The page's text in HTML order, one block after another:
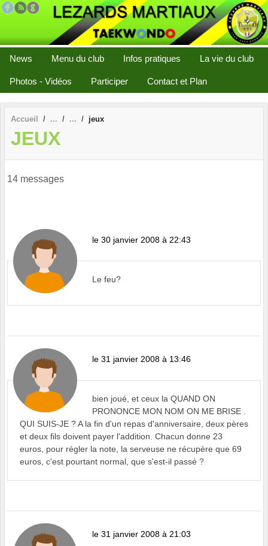
News Menu du club Infos pratiques La vie du club
Photos - Vidéos Participer Contact et Plan
Accueil jeux
JEUX
14 messages
le 30 janvier 2008 à 22:43
Le feu?
le 31 janvier 2008 à 13:46
bien joué, et ceux la QUAND ON
PRONONCE MON NOM ON ME BRISE .
QUI SUIS-JE ? A la fin d'un repas d'anniversaire, deux pères
et deux fils doivent payer l'addition. Chacun donne 23
euros, pour régler la note, la serveuse ne récupère que 69
euros, c'est pourtant normal, que s'est-il passé ?
le 31 janvier 2008 à 21:03
Panneau de gestion des cookies